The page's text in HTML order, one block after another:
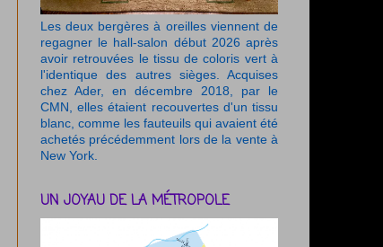
Les deux bergères à oreilles viennent de
regagner le hall-salon début 2026 après
avoir retrouvées le tissu de coloris vert à
l'identique des autres sièges. Acquises
chez Ader, en décembre 2018, par le
CMN, elles étaient recouvertes d'un tissu
blanc, comme les fauteuils qui avaient été
achetés précédemment lors de la vente à
New York.
UN JOYAU DE LA MÉTROPOLE